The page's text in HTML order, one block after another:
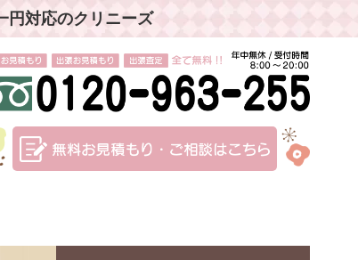
円対応のクリニーズ